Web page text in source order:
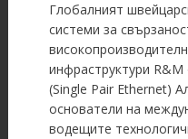
Глобалният
системи за
инфраструктури
(Single Pair Ethernet)
основатели на
водещите